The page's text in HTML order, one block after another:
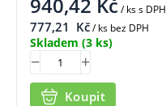
/ kss DPH
777,21 Kč/ ks bez DPH
Skladem (3 ks)
Koupit